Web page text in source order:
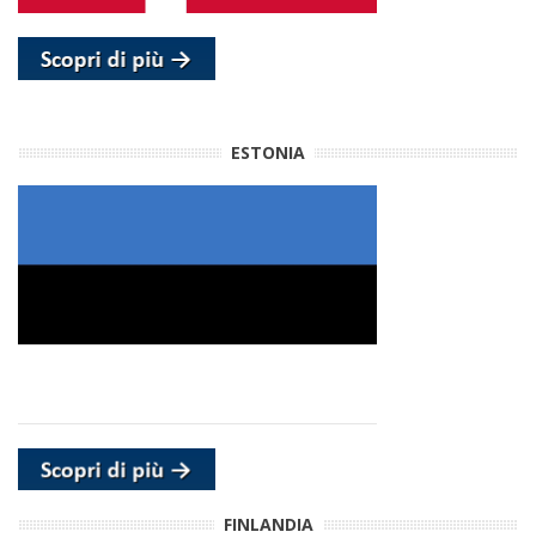
ESTONIA
FINLANDIA